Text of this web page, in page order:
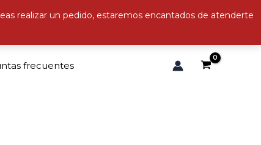
realizar un pedido, estaremos encantados de atenderte
frecuentes